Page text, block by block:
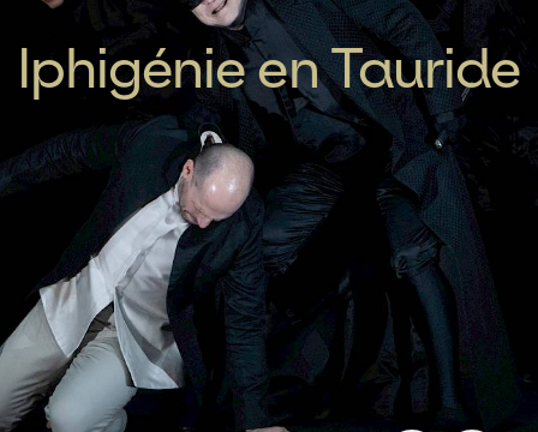
Iphigénie en Tauride